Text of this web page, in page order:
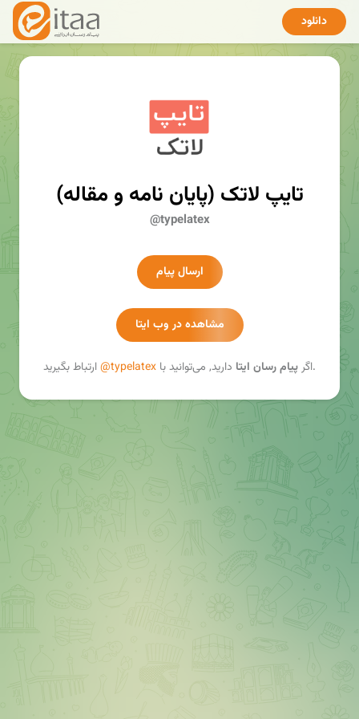
دانلود
تایپ لاتک (پایان نامه و مقاله)
@typelatex
ارسال پیام
مشاهده در وب ایتا
اگرپیام رسان ایتا دارید, می‌توانید با @typelatex ارتباط بگیرید.